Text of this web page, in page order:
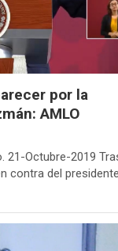
por la
AMLO
21-Octubre-2019
contra del